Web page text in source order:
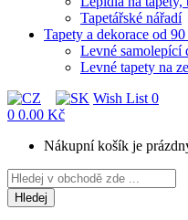
Tapetářské nářadí
Tapety a dekorace od
Levné samolepící
Levné tapety na
Wish List 0
0 0.00 Kč
Nákupní košík je
Hledej